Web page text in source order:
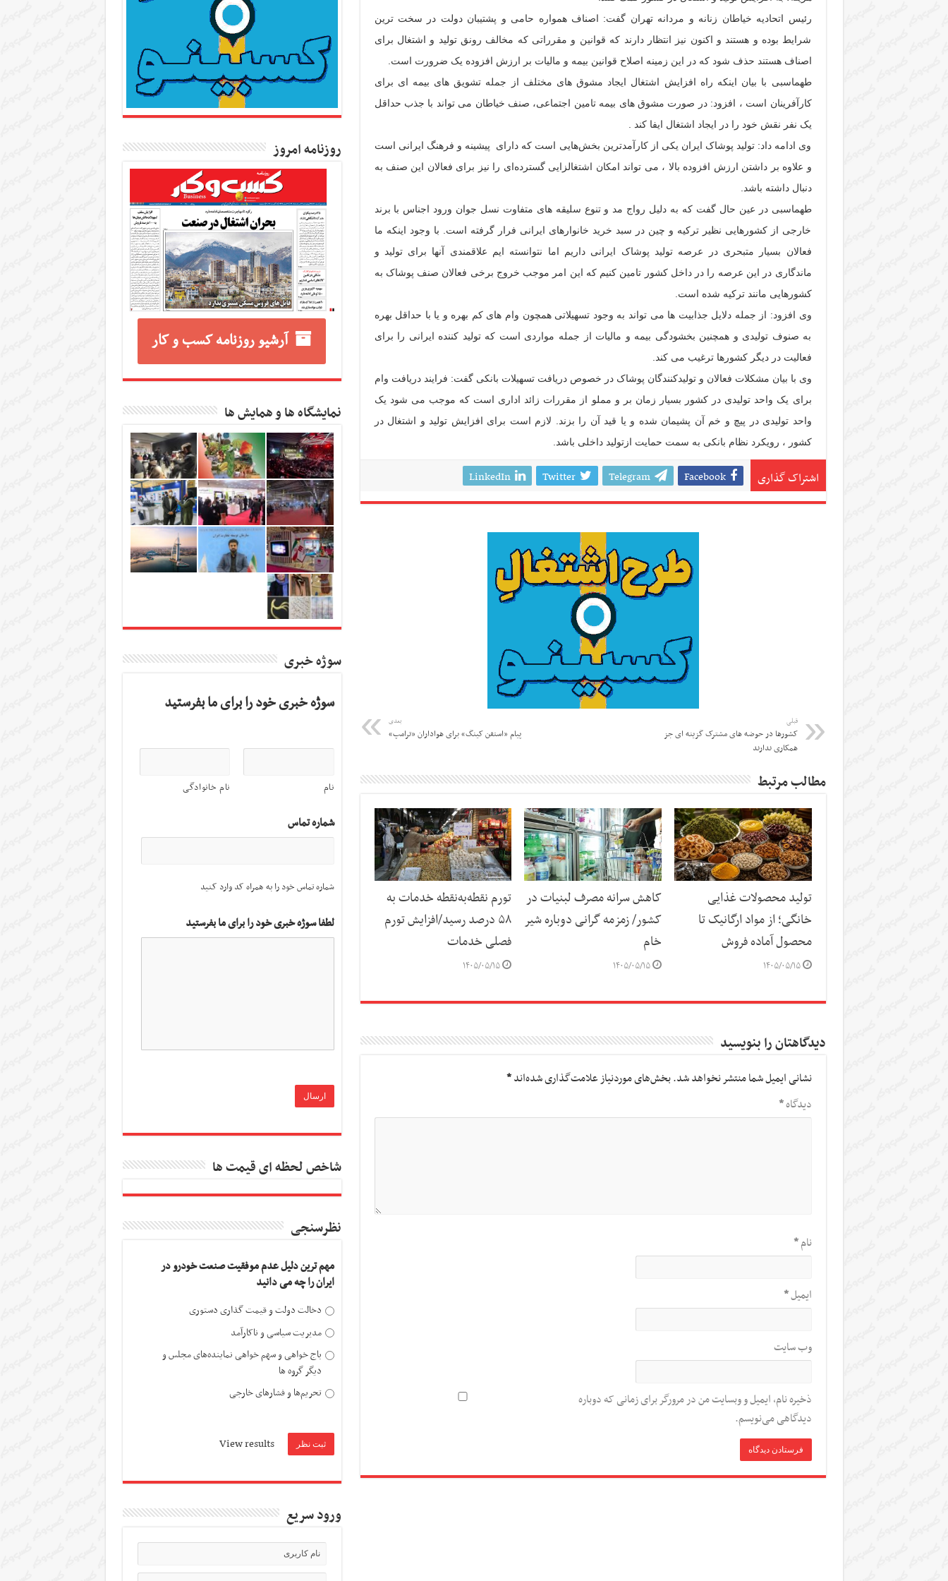
رئیس اتحادیه خیاطان زنانه و مردانه تهران گفت: اصناف همواره حامی و پشتیبان دولت در سخت ترین
شرایط بوده و هستند و اکنون نیز انتظار دارند که قوانین و مقرراتی که مخالف رونق تولید و اشتغال برای
اصناف هستند حذف شود که در این زمینه اصلاح قوانین بیمه و مالیات بر ارزش افزوده یک ضرورت است.
طهماسبی با بیان اینکه راه افزایش اشتغال ایجاد مشوق های مختلف از جمله تشویق های بیمه ای برای
کارآفرینان است ، افزود: در صورت مشوق های بیمه تامین اجتماعی، صنف خیاطان می تواند با جذب حداقل
یک نفر نقش خود را در ایجاد اشتغال ایفا کند .
وی ادامه داد: تولید پوشاک ایران یکی از کارآمد‌ترین بخش‌هایی است که دارای پیشینه و فرهنگ ایرانی است
و علاوه بر داشتن ارزش افزوده بالا ، می تواند امکان اشتغالزایی گسترده‌ای را نیز برای فعالان این صنف به
دنبال داشته باشد.
طهماسبی در عین حال گفت که به دلیل رواج مد و تنوع سلیقه های متفاوت نسل جوان ورود اجناس با برند
خارجی از کشورهایی نظیر ترکیه و چین در سبد خرید خانوارهای ایرانی فرار گرفته است. با وجود اینکه ما
فعالان بسیار متبحری در عرصه تولید پوشاک ایرانی داریم اما نتوانسته ایم علاقمندی آنها برای تولید و
ماندگاری در این عرصه را در داخل کشور تامین کنیم که این امر موجب خروج برخی فعالان صنف پوشاک به
کشورهایی مانند ترکیه شده است.
وی افزود: از جمله دلایل جذابیت ها می تواند به وجود تسهیلاتی همچون وام های کم بهره و یا با حداقل بهره
به صنوف تولیدی و همچنین بخشودگی بیمه و مالیات از جمله مواردی است که تولید کننده ایرانی را برای
فعالیت در دیگر کشورها ترغیب می کند.
وی با بیان مشکلات فعالان و تولیدکنندگان پوشاک در خصوص دریافت تسهیلات بانکی گفت: فرایند دریافت وام
برای یک واحد تولیدی در کشور بسیار زمان بر و مملو از مقررات زائد اداری است که موجب می شود یک
واحد تولیدی در پیچ و خم آن پشیمان شده و یا قید آن را بزند. لازم است برای افزایش تولید و اشتغال در
کشور ، رویکرد نظام بانکی به سمت حمایت ازتولید داخلی باشد.
اشتراک گذاری Facebook
Telegram
Twitter
LinkedIn
قبلی
کشورها در حوضه های مشترک گزینه ای جز
همکاری ندارند
بعدی
پیام «استفن کینگ» برای هواداران «ترامپ»
مطالب مرتبط
تولید محصولات غذایی
خانگی؛ از مواد ارگانیک تا
محصول آماده فروش
۱۴۰۵/۰۵/۱۵
کاهش سرانه مصرف لبنیات در
کشور/ زمزمه گرانی دوباره شیر
خام
۱۴۰۵/۰۵/۱۵
تورم نقطه‌به‌نقطه خدمات به
۵۸ درصد رسید/افزایش تورم
فصلی خدمات
۱۴۰۵/۰۵/۱۵
دیدگاهتان را بنویسید
نشانی ایمیل شما منتشر نخواهد شد.بخش‌های موردنیاز علامت‌گذاری شده‌اند*
دیدگاه*
نام*
ایمیل*
وب‌ سایت
ذخیره نام، ایمیل و وبسایت من در مرورگر برای زمانی که دوباره
دیدگاهی می‌نویسم.
روزنامه امروز
آرشیو روزنامه کسب و کار
نمایشگاه ها و همایش ها
سوژه خبری
سوژه خبری خود را برای ما بفرستید
نام نام خانوادگی
شماره تماس
شماره تماس خود را به همراه کد وارد کنید
لطفا سوژه خبری خود را برای ما بفرستید
شاخص لحظه ای قیمت ها
نظرسنجی
مهم ترین دلیل عدم موفقیت صنعت خودرو در
ایران را چه می دانید
دخالت دولت و قیمت گذاری دستوری
مدیریت سیاسی و ناکارآمد
باج خواهی و سهم خواهی نماینده‌های مجلس و
دیگر گروه ها
تحریم‌ها و فشارهای خارجی
View results
ورود سریع